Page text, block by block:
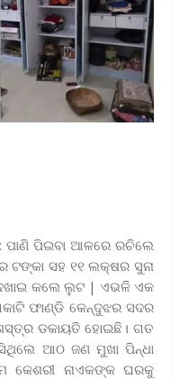
ପାଣି ପିଇବା ଆଳରେ ରଚିଲେ
ଟଙ୍କା ସହ ୧୧ ଲକ୍ଷର ସୁନା
କଲେ ଲୁଟ | ଏଭଳି ଏକ
ଫାଣ୍ଡି କେନ୍ଦୁଝର ସଦର
ଡକାୟତି ହୋଇଛି। ଗତ
ଆଠ ଜଣ ମୁଖା ପିନ୍ଧା
କେଶରୀ ନାଏକଙ୍କ ଘରକୁ